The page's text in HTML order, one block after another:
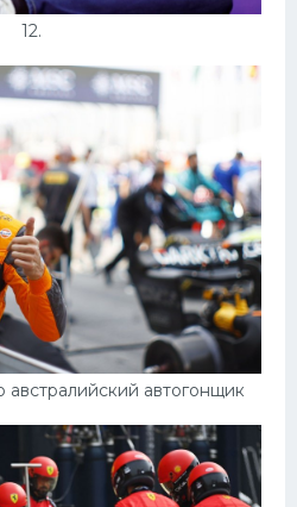
12.
австралийский автогонщик